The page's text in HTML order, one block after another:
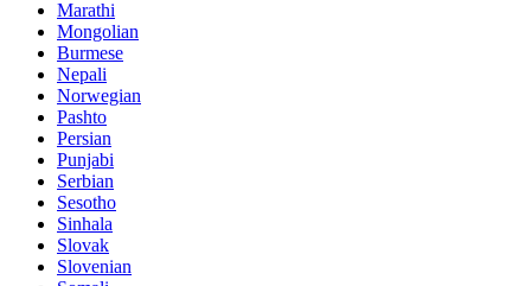
Marathi
Mongolian
Burmese
Nepali
Norwegian
Pashto
Persian
Punjabi
Serbian
Sesotho
Sinhala
Slovak
Slovenian